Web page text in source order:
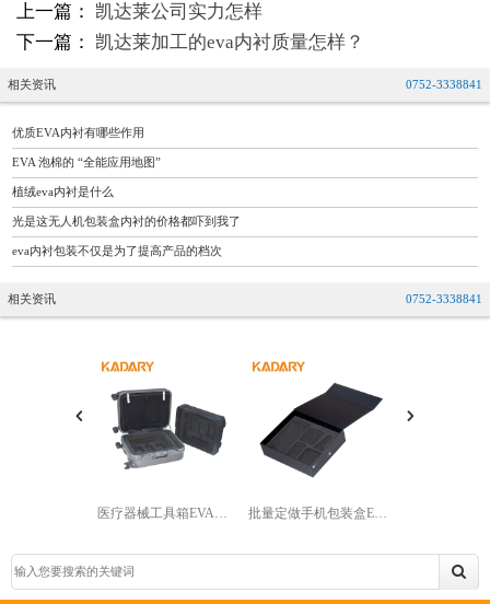
上一篇：
凯达莱公司实力怎样
下一篇：
凯达莱加工的eva内衬质量怎样？
相关资讯 0752-3338841
优质EVA内衬有哪些作用
EVA 泡棉的 “全能应用地图”
植绒eva内衬是什么
光是这无人机包装盒内衬的价格都吓到我了
eva内衬包装不仅是为了提高产品的档次
相关资讯 0752-3338841
医疗器械工具箱EVA内衬生产加工 批量定做手机包装盒EVA内衬